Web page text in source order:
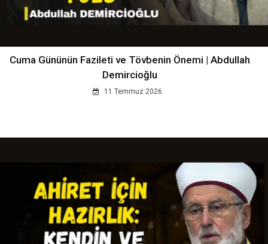
Cuma Gününün Fazileti ve Tövbenin Önemi | Abdullah
Demircioğlu
11 Temmuz 2026